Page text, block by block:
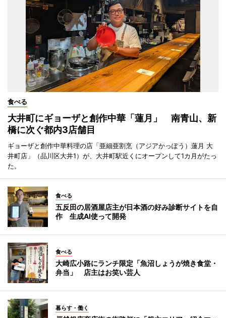
食べる
大井町にギョーザと創作中華「蓮月」 南青山、新
橋に次ぐ都内3店舗目
ギョーザと創作中華料理の店「亜細亜割烹（アジアかっぽう）蓮月 大
井町店」（品川区大井1）が、大井町駅近くにオープンして1カ月がたっ
た。
食べる
五反田の居酒屋店主が日本酒の好み診断サイトを自
作 生成AI使って開発
食べる
大崎広小路にランチ限定「魚沼しょうが焼き食堂・
弁当」 店主はお笑い芸人
暮らす・働く